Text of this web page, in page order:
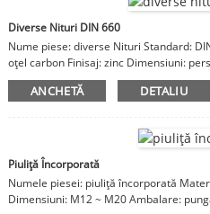
Diverse Nituri DIN 660
Nume piese: diverse Nituri Standard:
oțel carbon Finisaj: zinc Dimensiuni:
cutie OPP, carton, carcasă din lemn
sunt personalizabile
ANCHETĂ DETALIU
Piuliță Încorporată
Numele piesei: piuliță încorporată
Dimensiuni: M12 ~ M20 Ambalare: